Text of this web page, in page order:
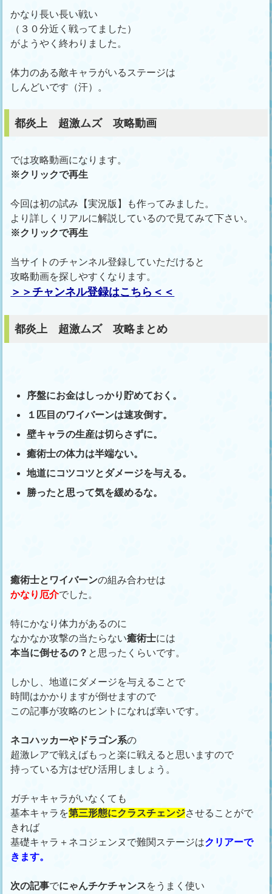
かなり長い長い戦い
（３０分近く戦ってました）
がようやく終わりました。
体力のある敵キャラがいるステージは
しんどいです（汗）。
都炎上 超激ムズ 攻略動画
では攻略動画になります。
※クリックで再生
今回は初の試み【実況版】も作ってみました。
より詳しくリアルに解説しているので見てみて下さい。
※クリックで再生
当サイトのチャンネル登録していただけると
攻略動画を探しやすくなります。
＞＞チャンネル登録はこちら＜＜
都炎上 超激ムズ 攻略まとめ
序盤にお金はしっかり貯めておく。
１匹目のワイバーンは速攻倒す。
壁キャラの生産は切らさずに。
癒術士の体力は半端ない。
地道にコツコツとダメージを与える。
勝ったと思って気を緩めるな。
癒術士とワイバーンの組み合わせは
かなり厄介でした。
特にかなり体力があるのに
なかなか攻撃の当たらない癒術士には
本当に倒せるの？ と思ったくらいです。
しかし、地道にダメージを与えることで
時間はかかりますが倒せますので
この記事が攻略のヒントになれば幸いです。
ネコハッカーやドラゴン系の
超激レアで戦えばもっと楽に戦えると思いますので
持っている方はぜひ活用しましょう。
ガチャキャラがいなくても
基本キャラを第三形態にクラスチェンジさせることがで
きれば
基礎キャラ＋ネコジェンヌで難関ステージはクリアーで
きます。
次の記事でにゃんチケチャンスをうまく使い